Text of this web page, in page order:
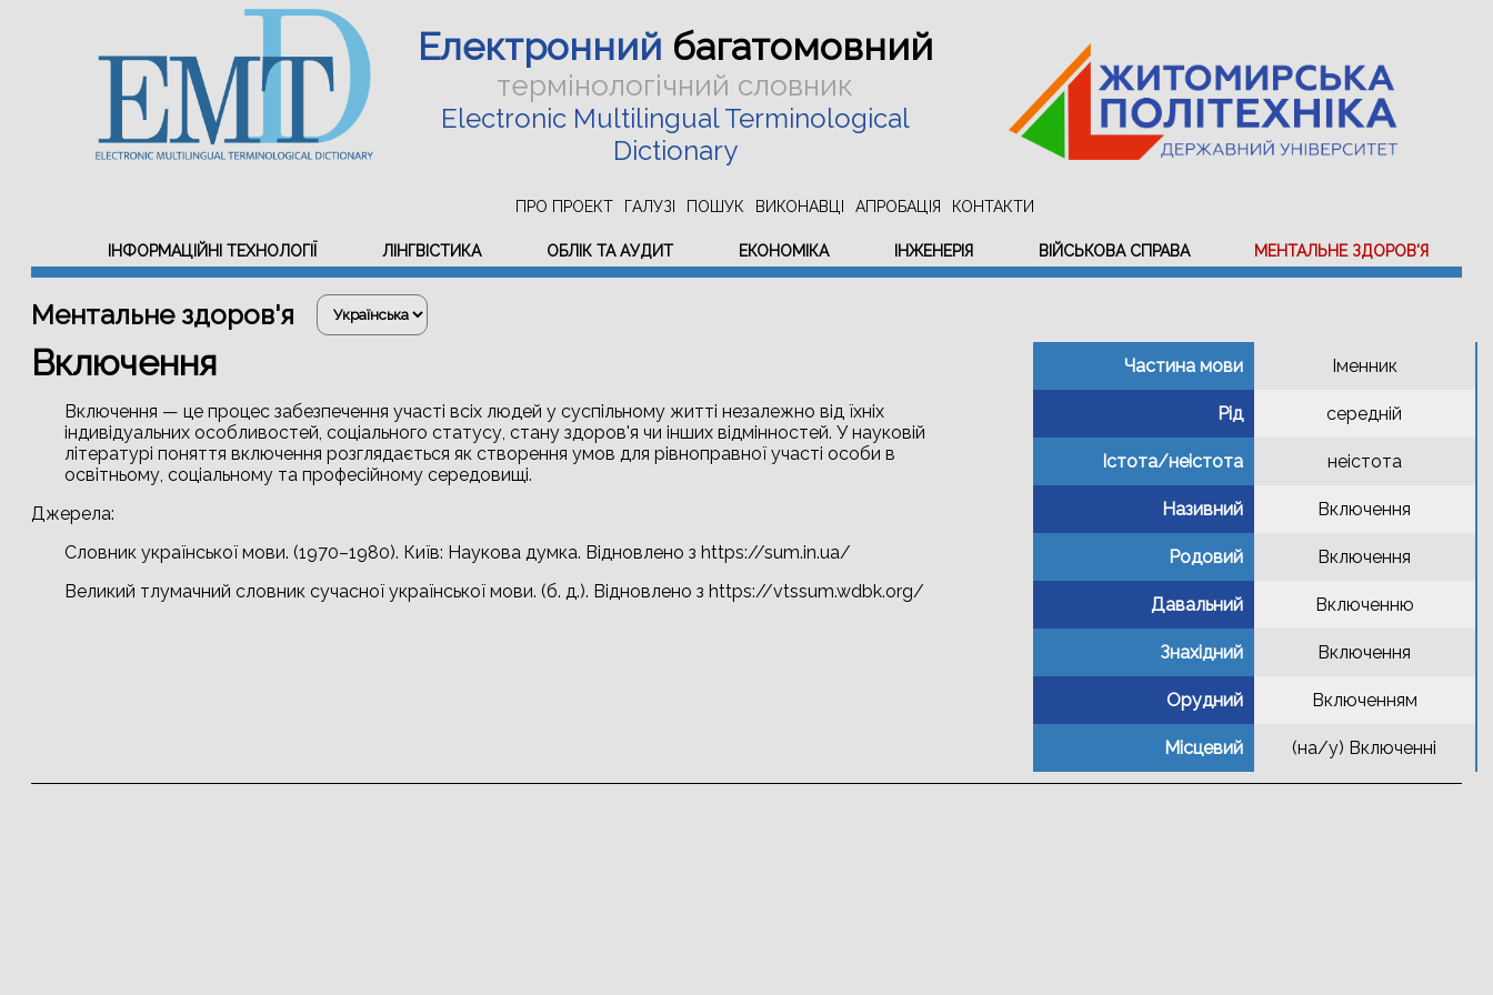
Електронний багатомовний
термінологічний словник
Electronic Multilingual Terminological
Dictionary
ПРО ПРОЕКТ ГАЛУЗІ ПОШУК ВИКОНАВЦІ АПРОБАЦІЯ КОНТАКТИ
ІНФОРМАЦІЙНІ ТЕХНОЛОГІЇ ЛІНГВІСТИКА ОБЛІК ТА АУДИТ ЕКОНОМІКА ІНЖЕНЕРІЯ ВІЙСЬКОВА СПРАВА МЕНТАЛЬНЕ ЗДОРОВ'Я
Ментальне здоров'я
Включення
Включення — це процес забезпечення участі всіх людей у суспільному житті незалежно від їхніх
індивідуальних особливостей, соціального статусу, стану здоров'я чи інших відмінностей. У науковій
літературі поняття включення розглядається як створення умов для рівноправної участі особи в
освітньому, соціальному та професійному середовищі.
Джерела:
Словник української мови. (1970–1980). Київ: Наукова думка. Відновлено з https://sum.in.ua/
Великий тлумачний словник сучасної української мови. (б. д.). Відновлено з https://vtssum.wdbk.org/
Частина мови Іменник
Рід середній
Істота/неістота неістота
Називний Включення
Родовий Включення
Давальний Включенню
Знахідний Включення
Орудний Включенням
Місцевий (на/у) Включенні